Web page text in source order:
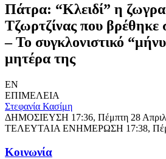
Πάτρα: “Κλειδί” η
Τζωρτζίνας που βρέθηκε
– Το συγκλονιστικό
μητέρα της
EN
ΕΠΙΜΕΛΕΙΑ
Στεφανία Κασίμη
ΔΗΜΟΣΙΕΥΣΗ 17:36, Πέμπτη 28
ΤΕΛΕΥΤΑΙΑ ΕΝΗΜΕΡΩΣΗ 17:38,
Κοινωνία